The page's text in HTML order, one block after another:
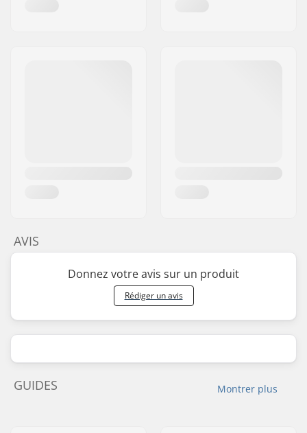
AVIS
Donnez votre avis sur un produit
Rédiger un avis
Montrer plus
GUIDES